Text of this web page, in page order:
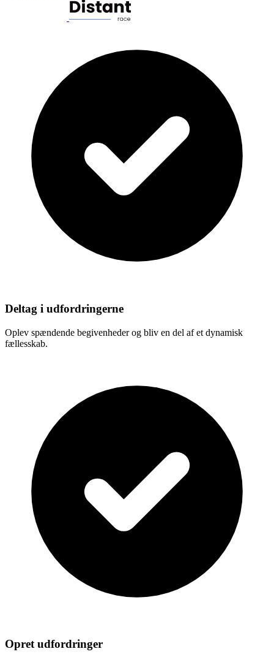
Deltag i udfordringerne
Oplev spændende begivenheder og bliv en del af et dynamisk
fællesskab.
Opret udfordringer